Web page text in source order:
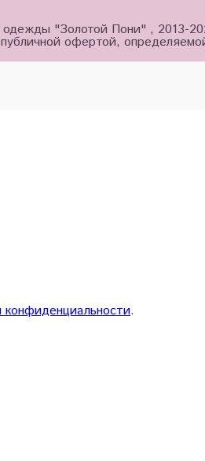
"Золотой Пони" , 2013-
офертой,
.